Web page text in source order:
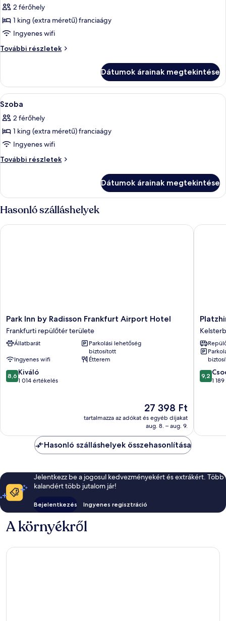
szoba
összes
képének
megtekintése:
2 férőhely
1 king (extra méretű) franciaágy
Ingyenes wifi
További részletek
Szoba
Dátumok árainak megtekintése
A
következő
szoba
összes
képének
megtekintése:
5
Szoba
2 férőhely
1 king (extra méretű) franciaágy
Ingyenes wifi
További részletek
Szoba
Dátumok árainak megtekintése
Hasonló szálláshelyek
Park
Inn
by
Radisson
Airport
Hotel
Frankfurti
Park Inn by Radisson Frankfurt Airport Hotel
Frankfurti repülőtér területe
Állatbarát
Parkolási lehetőség
biztosított
Ingyenes wifi
Étterem
8.6
ennyiből:
8,6 Kiváló
1 014 értékelés
Az
ár
27 398 Ft
27 398 Ft
tartalmazza az adókat és egyéb díjakat
aug. 8. – aug. 9.
Park Inn by Radisson Frankfurt Airport Hotel
Living
Hotel
9.2
9,2
1
Hasonló szálláshelyek összehasonlítása
Jelentkezz be a jogosul kedvezményekért és extrákért. Több
kalandért több jutalom jár!
Bejelentkezés Ingyenes regisztráció
A környékről